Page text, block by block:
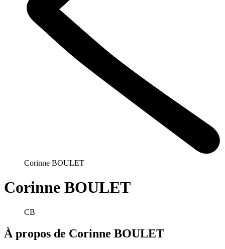
Corinne BOULET
Corinne BOULET
CB
À propos de Corinne BOULET